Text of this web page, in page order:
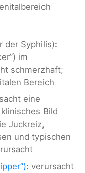
der Syphilis):
im
schmerzhaft;
Bereich
eine
Bild
Juckreiz,
und typischen
: verursacht